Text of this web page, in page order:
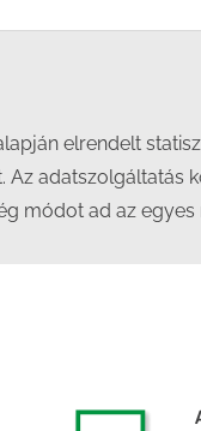
elrendelt
módot ad az